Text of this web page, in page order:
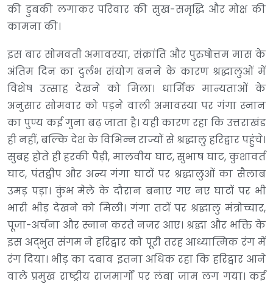
की डुबकी लगाकर परिवार की सुख-समृद्धि और मोक्ष की
कामना की।
इस बार सोमवती अमावस्या, संक्रांति और पुरुषोत्तम मास के
अंतिम दिन का दुर्लभ संयोग बनने के कारण श्रद्धालुओं में
विशेष उत्साह देखने को मिला। धार्मिक मान्यताओं के
अनुसार सोमवार को पड़ने वाली अमावस्या पर गंगा स्नान
का पुण्य कई गुना बढ़ जाता है। यही कारण रहा कि उत्तराखंड
ही नहीं, बल्कि देश के विभिन्न राज्यों से श्रद्धालु हरिद्वार पहुंचे।
सुबह होते ही हरकी पैड़ी, मालवीय घाट, सुभाष घाट, कुशावर्त
घाट, पंतद्वीप और अन्य गंगा घाटों पर श्रद्धालुओं का सैलाब
उमड़ पड़ा। कुंभ मेले के दौरान बनाए गए नए घाटों पर भी
भारी भीड़ देखने को मिली। गंगा तटों पर श्रद्धालु मंत्रोच्चार,
पूजा-अर्चना और स्नान करते नजर आए। श्रद्धा और भक्ति के
इस अद्भुत संगम ने हरिद्वार को पूरी तरह आध्यात्मिक रंग में
रंग दिया। भीड़ का दबाव इतना अधिक रहा कि हरिद्वार आने
वाले प्रमुख राष्ट्रीय राजमार्गों पर लंबा जाम लग गया। कई